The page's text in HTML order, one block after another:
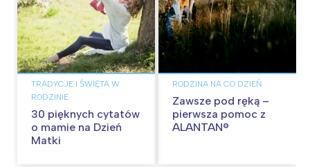
TRADYCJE I ŚWIĘTA W
RODZINIE
30 pięknych cytatów
o mamie na Dzień
Matki
RODZINA NA CO DZIEŃ
Zawsze pod ręką –
pierwsza pomoc z
ALANTAN®